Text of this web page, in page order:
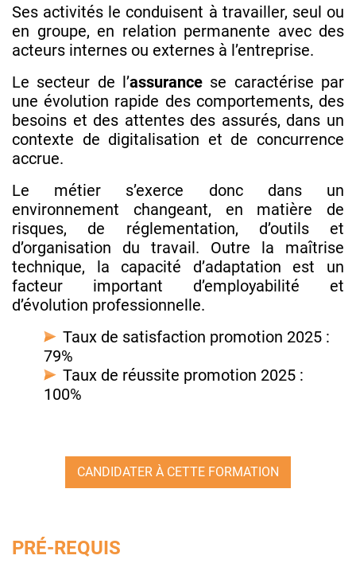
Ses activités le conduisent à travailler, seul ou
en groupe, en relation permanente avec des
acteurs internes ou externes à l’entreprise.
Le secteur de l’assurance se caractérise par
une évolution rapide des comportements, des
besoins et des attentes des assurés, dans un
contexte de digitalisation et de concurrence
accrue.
Le métier s’exerce donc dans un
environnement changeant, en matière de
risques, de réglementation, d’outils et
d’organisation du travail. Outre la maîtrise
technique, la capacité d’adaptation est un
facteur important d’employabilité et
d’évolution professionnelle.
Taux de satisfaction promotion 2025 :
79%
Taux de réussite promotion 2025 :
100%
CANDIDATER À CETTE FORMATION
PRÉ-REQUIS